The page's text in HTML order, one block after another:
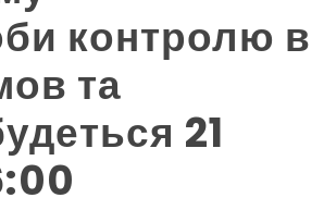
контролю в
та
21